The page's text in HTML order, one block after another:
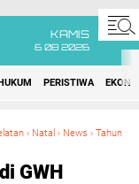
KAMIS
6 08 2026
PERISTIWA
› Natal › News › Tahun
GWH